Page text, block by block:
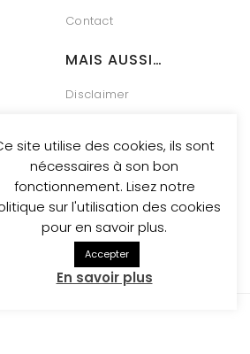
Contact
MAIS AUSSI…
Disclaimer
Gestion des Cookies
Conditions générales de
vente
site utilise des cookies, ils sont
nécessaires à son bon
fonctionnement. Lisez notre
sur l'utilisation des cookies
pour en savoir plus.
Accepter
En savoir plus